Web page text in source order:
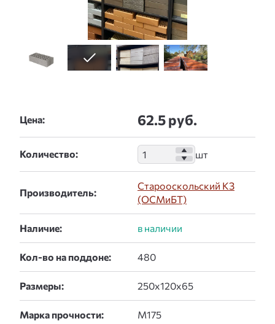
Цена: 62.5 руб.
Количество:
Производитель:
Старооскольский КЗ
(ОСМиБТ)
Наличие:
Кол-во на поддоне:
Размеры:
Марка прочности: